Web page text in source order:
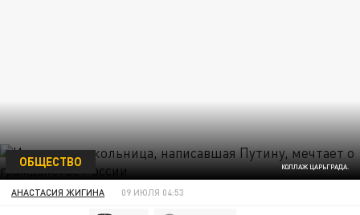
КОЛЛАЖ ЦАРЬГРАДА.
ОБЩЕСТВО
АНАСТАСИЯ ЖИГИНА 09 ИЮЛЯ 04:53